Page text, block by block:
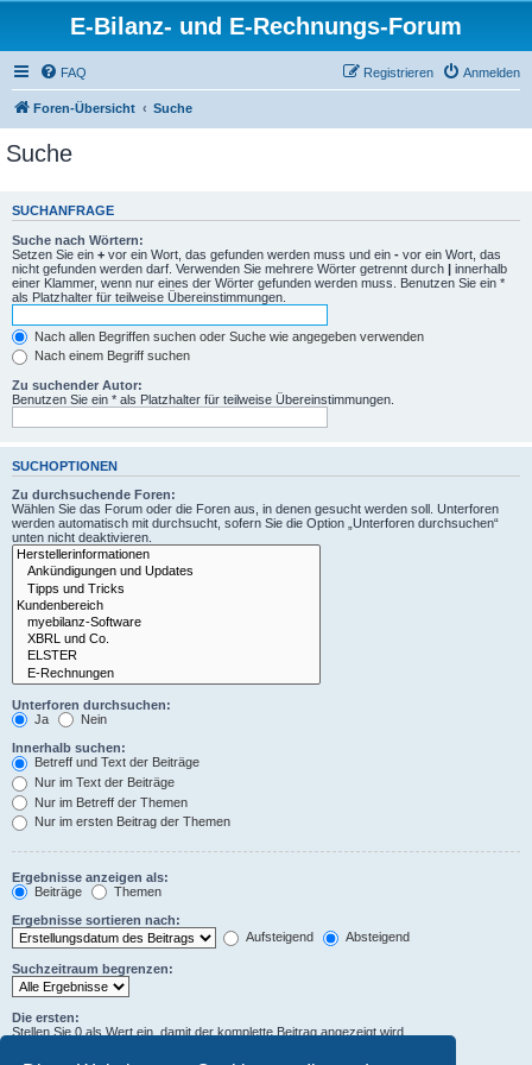
E-Bilanz- und E-Rechnungs-Forum
FAQ Anmelden
Registrieren
Foren-Übersicht Suche
Suche
SUCHANFRAGE
Suche nach Wörtern:
Setzen Sie ein + vor ein Wort, das gefunden werden muss und ein - vor ein Wort, das
nicht gefunden werden darf. Verwenden Sie mehrere Wörter getrennt durch | innerhalb
einer Klammer, wenn nur eines der Wörter gefunden werden muss. Benutzen Sie ein *
als Platzhalter für teilweise Übereinstimmungen.
Nach allen Begriffen suchen oder Suche wie angegeben verwenden
Nach einem Begriff suchen
Zu suchender Autor:
Benutzen Sie ein * als Platzhalter für teilweise Übereinstimmungen.
SUCHOPTIONEN
Zu durchsuchende Foren:
Wählen Sie das Forum oder die Foren aus, in denen gesucht werden soll. Unterforen
werden automatisch mit durchsucht, sofern Sie die Option „Unterforen durchsuchen“
unten nicht deaktivieren.
Unterforen durchsuchen:
Ja
Nein
Innerhalb suchen:
Betreff und Text der Beiträge
Nur im Text der Beiträge
Nur im Betreff der Themen
Nur im ersten Beitrag der Themen
Ergebnisse anzeigen als:
Beiträge
Themen
Ergebnisse sortieren nach:
Aufsteigend
Absteigend
Suchzeitraum begrenzen:
Die ersten:
Stellen Sie 0 als Wert ein, damit der komplette Beitrag angezeigt wird.